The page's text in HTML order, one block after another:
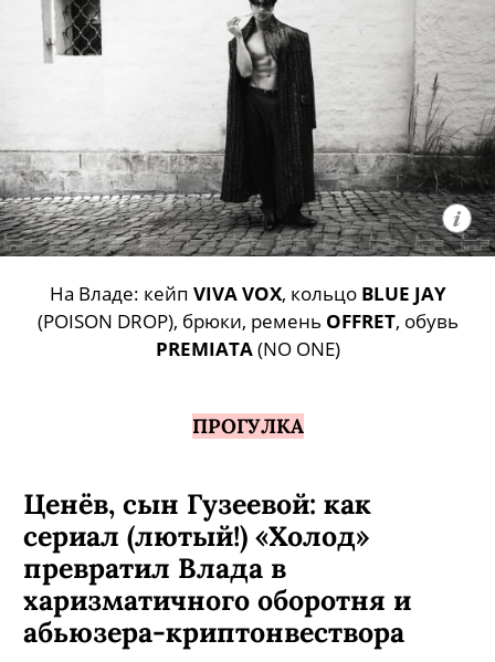
На Владе: кейп VIVA VOX, кольцо BLUE JAY
(POISON DROP), брюки, ремень OFFRET, обувь
PREMIATA(NO ONE)
ПРОГУЛКА
Ценёв, сын Гузеевой: как
сериал (лютый!) «Холод»
превратил Влада в
харизматичного оборотня и
абьюзера-криптонвествора